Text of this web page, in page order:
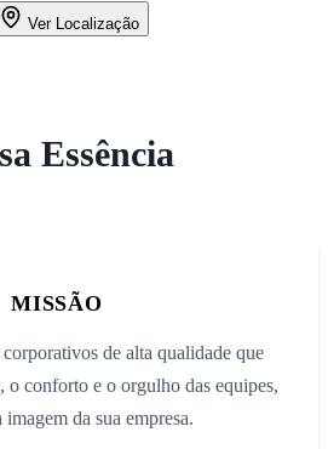
Ver Localização
Essência
MISSÃO
de alta qualidade que
o conforto e o orgulho das equipes,
imagem da sua empresa.